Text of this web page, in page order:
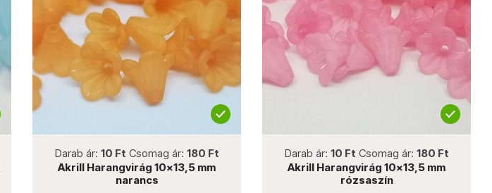
Darab ár: 10 Ft Csomag ár: 180 Ft
Akrill Harangvirág 10x13,5 mm
narancs
Darab ár: 10 Ft Csomag ár: 180 Ft
Akrill Harangvirág 10x13,5 mm
rózsaszín